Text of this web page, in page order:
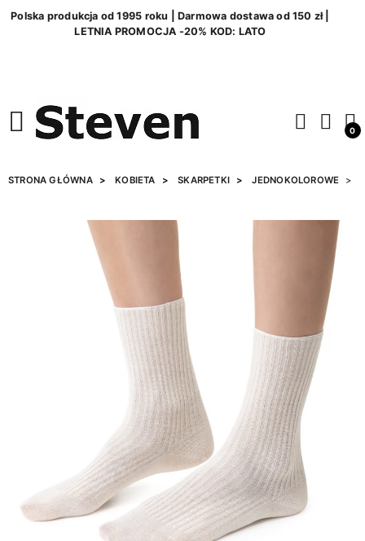
Polska produkcja od 1995 roku | Darmowa dostawa od 150 zł |
LETNIA PROMOCJA -20% KOD: LATO
0
STRONA GŁÓWNA KOBIETA SKARPETKI JEDNOKOLOROWE